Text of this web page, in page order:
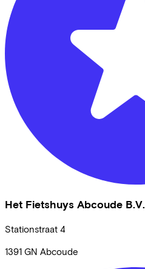
Het Fietshuys Abcoude B.V.
Stationstraat 4
1391 GN Abcoude